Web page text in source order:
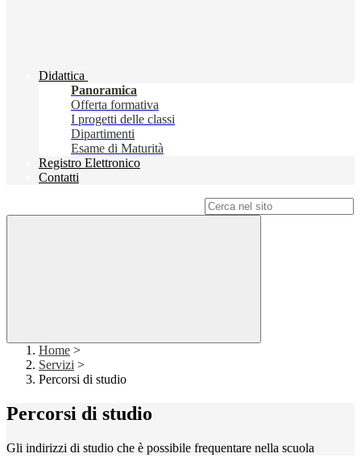
Didattica
Panoramica
Offerta formativa
I progetti delle classi
Dipartimenti
Esame di Maturità
Registro Elettronico
Contatti
Home >
Servizi >
Percorsi di studio
Percorsi di studio
Gli indirizzi di studio che è possibile frequentare nella scuola